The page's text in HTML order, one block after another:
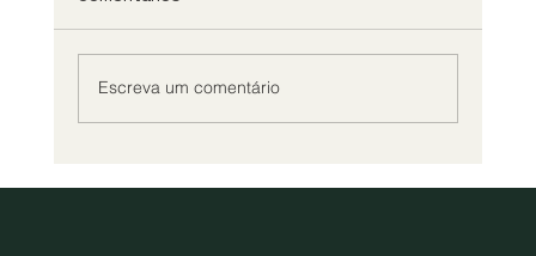
Escreva um comentário